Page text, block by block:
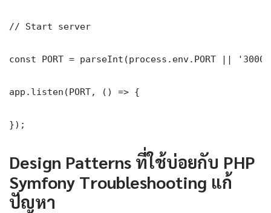
// Start server
const PORT = parseInt(process.env.PORT ||
app.listen(PORT, () => {
});
Design Patterns ที่ใช้บ่อยกับ PHP
Symfony Troubleshooting แก้
ปัญหา